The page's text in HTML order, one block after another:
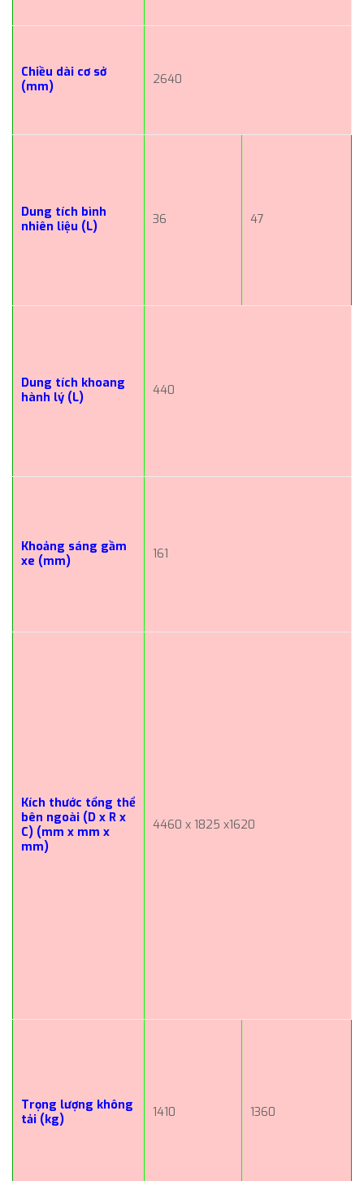
Chiều dài cơ sở
(mm)
2640
Dung tích bình
nhiên liệu (L)
36 47
Dung tích khoang
hành lý (L)
440
Khoảng sáng gầm
xe (mm)
161
Kích thước tổng thể
bên ngoài (D x R x
C) (mm x mm x
mm)
4460 x 1825 x1620
Trọng lượng không
tải (kg)
1410 1360